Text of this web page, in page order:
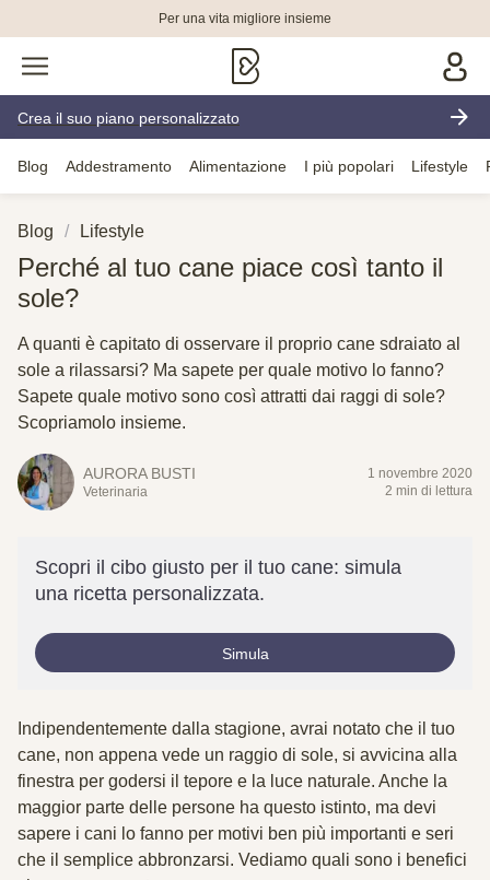
Per una vita migliore insieme
Crea il suo piano personalizzato
Blog Addestramento Alimentazione I più popolari Lifestyle
Blog Lifestyle
Perché al tuo cane piace così tanto il
sole?
A quanti è capitato di osservare il proprio cane sdraiato al
sole a rilassarsi? Ma sapete per quale motivo lo fanno?
Sapete quale motivo sono così attratti dai raggi di sole?
Scopriamolo insieme.
AURORA BUSTI
Veterinaria
1 novembre 2020
2 min di lettura
Scopri il cibo giusto per il tuo cane: simula
una ricetta personalizzata.
Simula
Indipendentemente dalla stagione, avrai notato che il tuo
cane, non appena vede un raggio di sole, si avvicina alla
finestra per godersi il tepore e la luce naturale. Anche la
maggior parte delle persone ha questo istinto, ma devi
sapere i cani lo fanno per motivi ben più importanti e seri
che il semplice abbronzarsi. Vediamo quali sono i benefici